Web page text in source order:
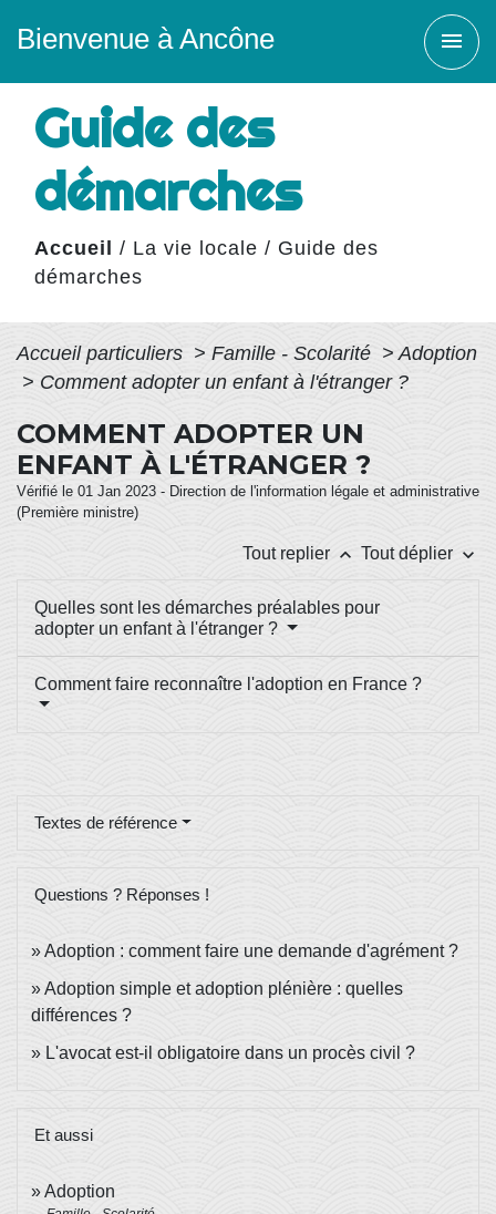
Bienvenue à Ancône menu
Guide des
démarches
Accueil / La vie locale / Guide des
démarches
Accueil particuliers > Famille - Scolarité > Adoption
> Comment adopter un enfant à l'étranger ?
COMMENT ADOPTER UN
ENFANT À L'ÉTRANGER ?
Vérifié le 01 Jan 2023 - Direction de l'information légale et administrative
(Première ministre)
Tout replier keyboard_arrow_up Tout déplier keyboard_arrow_down
Quelles sont les démarches préalables pour
adopter un enfant à l'étranger ?
Comment faire reconnaître l'adoption en France ?
Textes de référence
Questions ? Réponses !
Adoption : comment faire une demande d'agrément ?
Adoption simple et adoption plénière : quelles
différences ?
L'avocat est-il obligatoire dans un procès civil ?
Et aussi
Adoption